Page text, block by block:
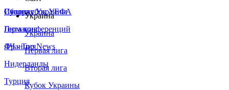
Сборная Украины
Италия
Германия
Франция
Нидерланды
Турция
Суперкубок УЕФА
Лига конференций
ЛЧ - Top News
Украина
Украина
Первая лига
Вторая лига
Кубок Украины